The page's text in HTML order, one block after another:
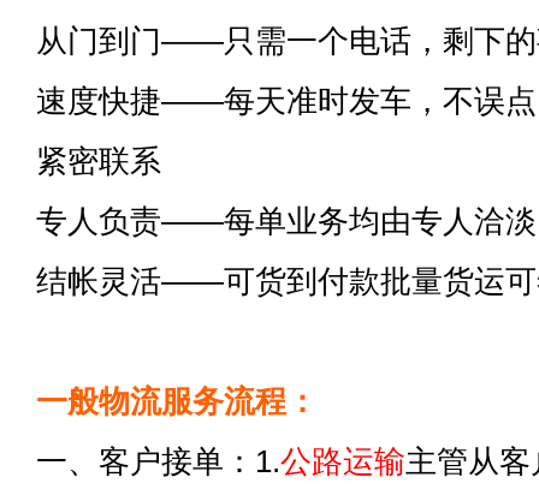
从门到门——只需一个电话，剩下
速度快捷——每天准时发车，不误
紧密联系
专人负责——每单业务均由专人洽
结帐灵活——可货到付款批量货运
一般物流服务流程：
一、客户接单：1.公路运输主管从